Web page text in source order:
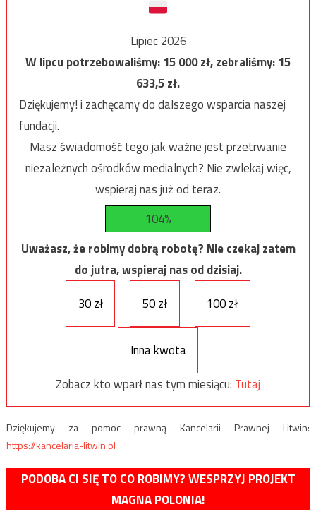
Lipiec 2026
W lipcu potrzebowaliśmy:15 000zł, zebraliśmy:15
633,5zł.
Dziękujemy! i zachęcamy do dalszego wsparcia naszej
fundacji.
Masz świadomość tego jak ważne jest przetrwanie
niezależnych ośrodków medialnych? Nie zwlekaj więc,
wspieraj nas już od teraz.
104%
Uważasz, że robimy dobrą robotę? Nie czekaj zatem
do jutra, wspieraj nas od dzisiaj.
30 zł
50 zł 100 zł
Inna kwota
Zobacz kto wparł nas tym miesiącu: Tutaj
Dziękujemy za pomoc prawną Kancelarii Prawnej Litwin:
https://kancelaria-litwin.pl
PODOBA CI SIĘ TO CO ROBIMY? WESPRZYJ PROJEKT
MAGNA POLONIA!